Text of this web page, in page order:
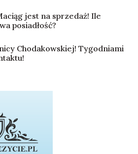
jest na sprzedaż! Ile
posiadłość?
Chodakowskiej! Tygodniami